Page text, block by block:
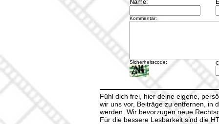
Name:
Kommentar:
Sicherheitscode:
Fühl dich frei, hier deine eigene,
wir uns vor, Beiträge zu entfernen, in
werden. Wir bevorzugen neue
Für die bessere Lesbarkeit sind die